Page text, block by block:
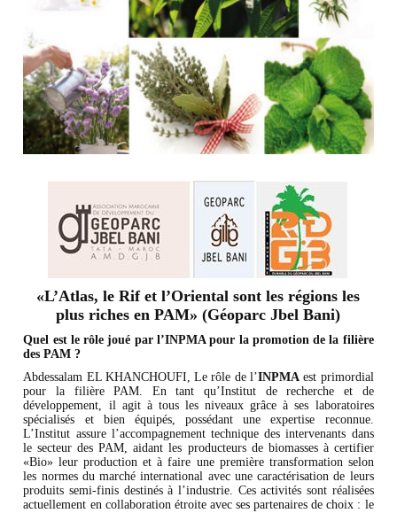
«L’Atlas, le Rif et l’Oriental sont les régions les
plus riches en PAM» (Géoparc Jbel Bani)
Quel est le rôle joué par l’INPMA pour la promotion de la filière
des PAM ?
Abdessalam EL KHANCHOUFI, Le rôle de l’INPMA est primordial
pour la filière PAM. En tant qu’Institut de recherche et de
développement, il agit à tous les niveaux grâce à ses laboratoires
spécialisés et bien équipés, possédant une expertise reconnue.
L’Institut assure l’accompagnement technique des intervenants dans
le secteur des PAM, aidant les producteurs de biomasses à certifier
«Bio» leur production et à faire une première transformation selon
les normes du marché international avec une caractérisation de leurs
produits semi-finis destinés à l’industrie. Ces activités sont réalisées
actuellement en collaboration étroite avec ses partenaires de choix : le